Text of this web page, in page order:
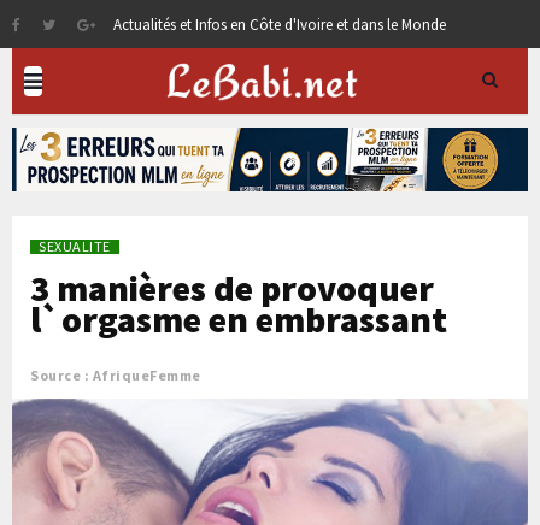
Actualités et Infos en Côte d'Ivoire et dans le Monde
SEXUALITE
3 manières de provoquer
l`orgasme en embrassant
Source : AfriqueFemme